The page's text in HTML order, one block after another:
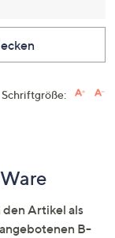
Schriftgröße:
Artikel als
B-